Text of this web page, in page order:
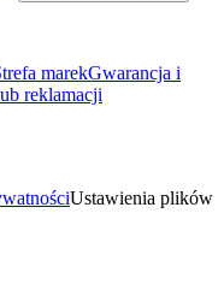
marekGwarancja i
reklamacji
Ustawienia plików